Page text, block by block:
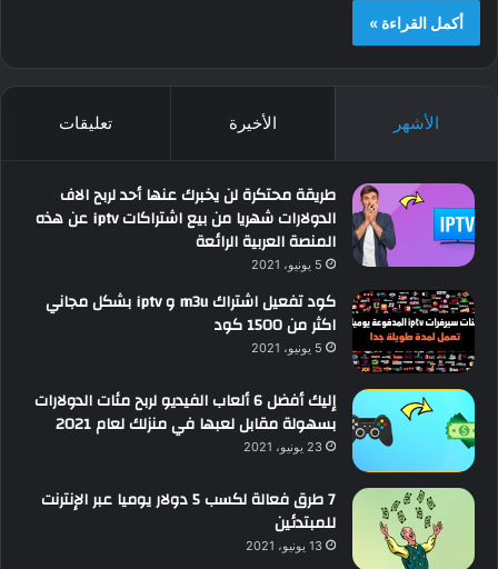
أكمل القراءة »
الأشهر الأخيرة تعليقات
طريقة محتكرة لن يخبرك عنها أحد لربح الاف
الدولارات شهريا من بيع اشتراكات iptv عن هذه
المنصة العربية الرائعة
5 يونيو، 2021
كود تفعيل اشتراك m3u و iptv بشكل مجاني
اكثر من 1500 كود
5 يونيو، 2021
إليك أفضل 6 ألعاب الفيديو لربح مئات الدولارات
بسهولة مقابل لعبها في منزلك لعام 2021
23 يونيو، 2021
7 طرق فعالة لكسب 5 دولار يوميا عبر الإنترنت
للمبتدئين
13 يونيو، 2021